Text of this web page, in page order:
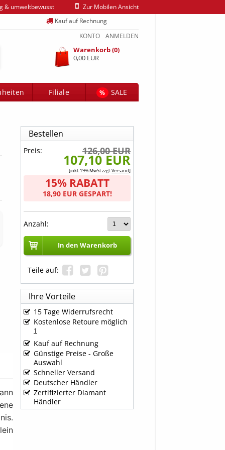
& umweltbewusst
Zur Mobilen Ansicht
Kauf auf Rechnung
ANMELDEN
KONTO
Warenkorb (0)
0,00 EUR
Filiale %
SALE
Bestellen
Preis: 126,00 EUR
107,10 EUR
[inkl. 19% MwSt zzgl.Versand]
15% RABATT
18,90 EUR GESPART!
Anzahl:
In den Warenkorb
Teile auf:
Ihre Vorteile
15 Tage Widerrufsrecht
Kostenlose Retoure möglich
1
Kauf auf Rechnung
Günstige Preise - Große
Auswahl
Schneller Versand
Deutscher Händler
Zertifizierter Diamant
Händler